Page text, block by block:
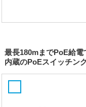
最長180mまでPoE給
内蔵のPoEスイッチング